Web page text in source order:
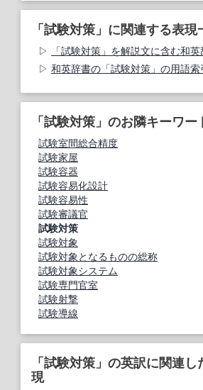
「試験対策」に関連する表現
「試験対策」を解説文に含む和
和英辞書の「試験対策」の用語索
「試験対策」のお隣キーワー
試験室間総合精度
試験家屋
試験容器
試験容易化設計
試験容易性
試験審議官
試験対策
試験対象
試験対象となるものの総称
試験対象システム
試験専門官室
試験射撃
試験導線
「試験対策」の英訳に関連
現